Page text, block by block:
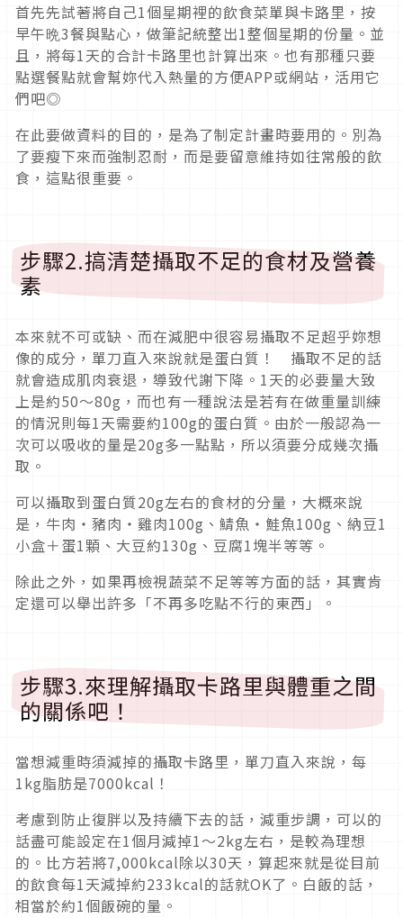
首先先試著將自己1個星期裡的飲食菜單與卡路里，按
早午晩3餐與點心，做筆記統整出1整個星期的份量。並
且，將每1天的合計卡路里也計算出來。也有那種只要
點選餐點就會幫妳代入熱量的方便APP或網站，活用它
們吧◎
在此要做資料的目的，是為了制定計畫時要用的。別為
了要瘦下來而強制忍耐，而是要留意維持如往常般的飲
食，這點很重要。
步驟2.搞清楚攝取不足的食材及營養
素
本來就不可或缺、而在減肥中很容易攝取不足超乎妳想
像的成分，單刀直入來說就是蛋白質！ 攝取不足的話
就會造成肌肉衰退，導致代謝下降。1天的必要量大致
上是約50〜80g，而也有一種說法是若有在做重量訓練
的情況則每1天需要約100g的蛋白質。由於一般認為一
次可以吸收的量是20g多一點點，所以須要分成幾次攝
取。
可以攝取到蛋白質20g左右的食材的分量，大概來說
是，牛肉・豬肉・雞肉100g、鯖魚・鮭魚100g、納豆1
小盒＋蛋1顆、大豆約130g、豆腐1塊半等等。
除此之外，如果再檢視蔬菜不足等等方面的話，其實肯
定還可以舉出許多「不再多吃點不行的東西」。
步驟3.來理解攝取卡路里與體重之間
的關係吧！
當想減重時須減掉的攝取卡路里，單刀直入來說，每
1kg脂肪是7000kcal！
考慮到防止復胖以及持續下去的話，減重步調，可以的
話盡可能設定在1個月減掉1〜2kg左右，是較為理想
的。比方若將7,000kcal除以30天，算起來就是從目前
的飲食每1天減掉約233kcal的話就OK了。白飯的話，
相當於約1個飯碗的量。